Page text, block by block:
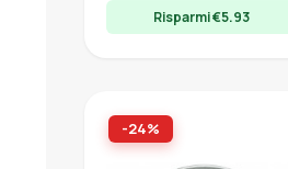
Risparmi €5.93
-24%